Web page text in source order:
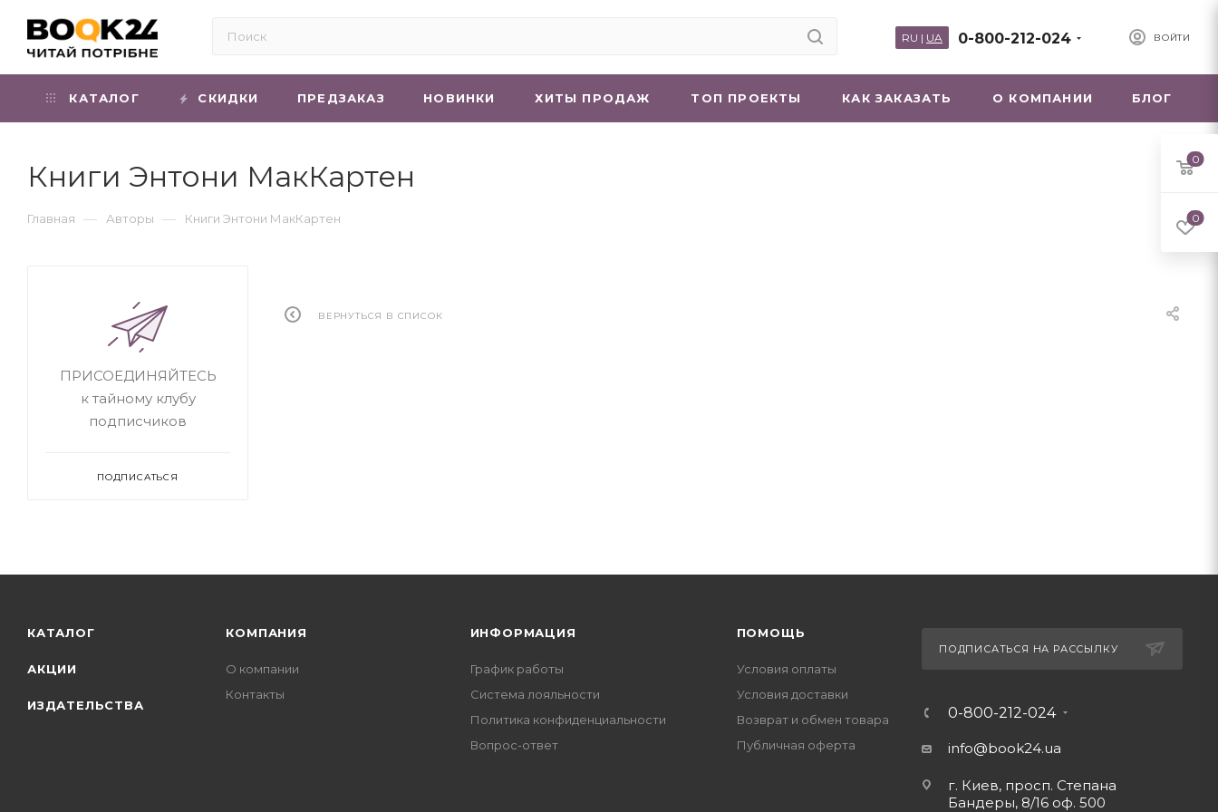
ВОЙТИ
0-800-212-024
RU | UA
КАТАЛОГ СКИДКИ ПРЕДЗАКАЗ НОВИНКИ ХИТЫ ПРОДАЖ ТОП ПРОЕКТЫ КАК ЗАКАЗАТЬ О КОМПАНИИ БЛОГ
Книги Энтони МакКартен
Главная — Авторы — Книги Энтони МакКартен
ВЕРНУТЬСЯ В СПИСОК
ПРИСОЕДИНЯЙТЕСЬ
к тайному клубу
подписчиков
ПОДПИСАТЬСЯ
КАТАЛОГ
АКЦИИ
ИЗДАТЕЛЬСТВА
КОМПАНИЯ
О компании
Контакты
ИНФОРМАЦИЯ
График работы
Система лояльности
Политика конфиденциальности
Вопрос-ответ
ПОМОЩЬ
Условия оплаты
Условия доставки
Возврат и обмен товара
Публичная оферта
ПОДПИСАТЬСЯ НА РАССЫЛКУ
0-800-212-024
info@book24.ua
г. Киев, просп. Степана
Бандеры, 8/16 оф. 500
0
0